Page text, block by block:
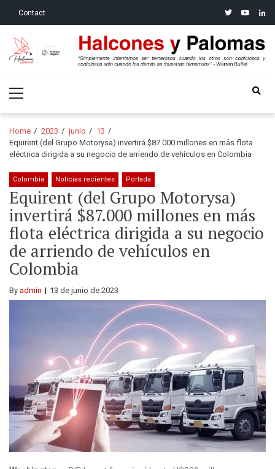
Contact twitteryoutube
Halcones y Palomas
Menu
Home 2023 junio
13
Equirent (del Grupo Motorysa) invertirá $87.000 millones en más flota
eléctrica dirigida a su negocio de arriendo de vehículos en Colombia
Colombia Noticias recientes Portada
Equirent (del Grupo Motorysa)
invertirá $87.000 millones en más
flota eléctrica dirigida a su negocio
de arriendo de vehículos en
Colombia
By admin 13 de junio de 2023